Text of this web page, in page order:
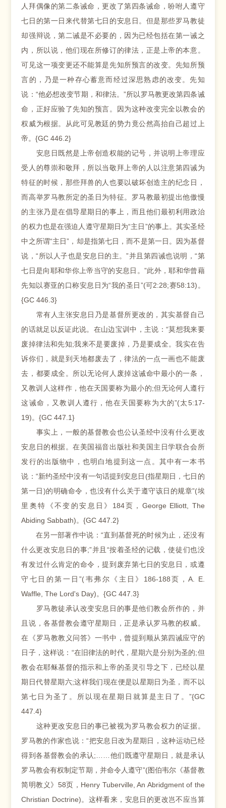
人拜偶像的第二条诫命，更改了第四条诫命，吩咐人遵守
七日的第一日来代替第七日的安息日。但是那些罗马教徒
却强辩说，第二诫是不必要的，因为已经包括在第一诫之
内，所以说，他们现在所修订的律法，正是上帝的本意。
可见这一项变更还不能算是先知所预言的改变。先知所预
言的，乃是一种存心蓄意而经过深思熟虑的改变。先知
说：“他必想改变节期，和律法。”所以罗马教更改第四条诫
命，正好应验了先知的预言。因为这种改变完全以教会的
权威为根据。从此可见教廷的势力竟公然高抬自己超过上
帝。{GC 446.2}
安息日既然是上帝创造权能的记号，并说明上帝理应
受人的尊崇和敬拜，所以当敬拜上帝的人以注意第四诫为
特征的时候，那些拜兽的人也要以破坏创造主的纪念日，
而高举罗马教所定的圣日为特征。罗马教最初提出他傲慢
的主张乃是在倡导星期日的事上，而且他们最初利用政治
的权力也是在强迫人遵守星期日为“主日”的事上。其实圣经
中之所谓“主日”，却是指第七日，而不是第一日。因为基督
说，“所以人子也是安息日的主。”并且第四诫也说明，“第
七日是向耶和华你上帝当守的安息日。”此外，耶和华曾藉
先知以赛亚的口称安息日为“我的圣日”(可2:28;赛58:13)。
{GC 446.3}
常有人主张安息日乃是基督所更改的，其实基督自己
的话就足以反证此说。在山边宝训中，主说：“莫想我来要
废掉律法和先知;我来不是要废掉，乃是要成全。我实在告
诉你们，就是到天地都废去了，律法的一点一画也不能废
去，都要成全。所以无论何人废掉这诫命中最小的一条，
又教训人这样作，他在天国要称为最小的;但无论何人遵行
这诫命，又教训人遵行，他在天国要称为大的”(太5:17-
19)。{GC 447.1}
事实上，一般的基督教会也公认圣经中没有什么更改
安息日的根据。在美国福音出版社和美国主日学联合会所
发行的出版物中，也明白地提到这一点。其中有一本书
说：“新约圣经中没有一句话提到安息日(指星期日，七日的
第一日)的明确命令，也没有什么关于遵守该日的规章”(埃
里奥特《不变的安息日》184页，George Elliott, The
Abiding Sabbath)。{GC 447.2}
在另一部著作中说：“直到基督死的时候为止，还没有
什么更改安息日的事;”并且“按着圣经的记载，使徒们也没
有发过什么肯定的命令，提到废弃第七日的安息日，或遵
守七日的第一日”(韦弗尔《主日》186-188页，A. E.
Waffle, The Lord's Day)。{GC 447.3}
罗马教徒承认改变安息日的事是他们教会所作的，并
且说，各基督教会遵守星期日，正是承认罗马教的权威。
在《罗马教教义问答》一书中，曾提到顺从第四诫应守的
日子，这样说：“在旧律法的时代，星期六是分别为圣的;但
教会在耶稣基督的指示和上帝的圣灵引导之下，已经以星
期日代替星期六;这样我们现在便是以星期日为圣，而不以
第七日为圣了。所以现在星期日就算是主日了。”{GC
447.4}
这种更改安息日的事已被视为罗马教会权力的证据。
罗马教的作家也说：“把安息日改为星期日，这种运动已经
得到各基督教会的承认;……他们既遵守星期日，就是承认
罗马教会有权制定节期，并命令人遵守”(图伯韦尔《基督教
简明教义》58页，Henry Tuberville, An Abridgment of the
Christian Doctrine)。这样看来，安息日的更改岂不应当算